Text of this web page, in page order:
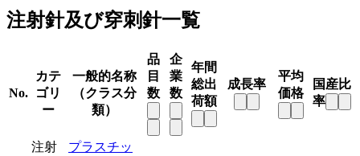
注射針及び穿刺針一覧
No.
カテ
ゴリ
ー
一般的名称
（クラス分
類）
品
目
数
企
業
数
年間
総出
荷額
成長率
平均
価格
国産比
率
注射
プラスチッ